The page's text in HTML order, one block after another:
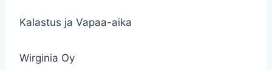
Kalastus ja Vapaa-aika
Wirginia Oy
Fireline